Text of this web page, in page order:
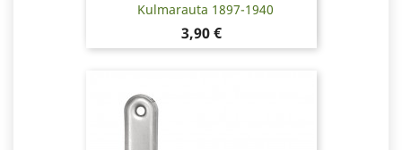
Kulmarauta 1897-1940
Hinta
3,90 €